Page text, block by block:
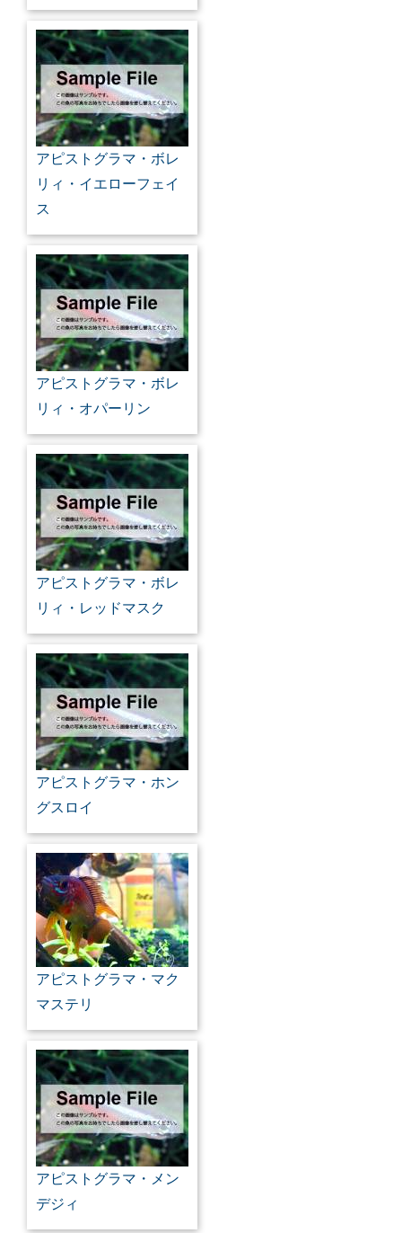
アピストグラマ・ボレ
リィ・イエローフェイ
ス
アピストグラマ・ボレ
リィ・オパーリン
アピストグラマ・ボレ
リィ・レッドマスク
アピストグラマ・ホン
グスロイ
アピストグラマ・マク
マステリ
アピストグラマ・メン
デジィ